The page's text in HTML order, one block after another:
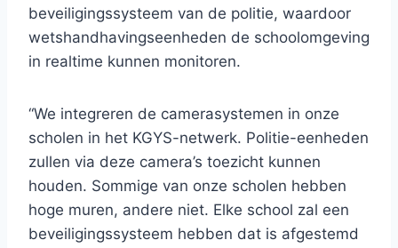
beveiligingssysteem van de politie, waardoor
wetshandhavingseenheden de schoolomgeving
in realtime kunnen monitoren.
“We integreren de camerasystemen in onze
scholen in het KGYS-netwerk. Politie-eenheden
zullen via deze camera’s toezicht kunnen
houden. Sommige van onze scholen hebben
hoge muren, andere niet. Elke school zal een
beveiligingssysteem hebben dat is afgestemd